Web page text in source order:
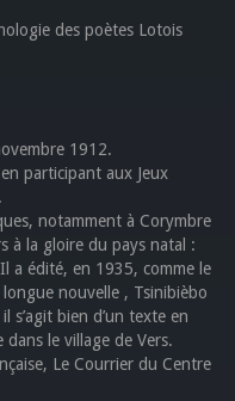
des poètes Lotois
1912.
participant aux Jeux
notamment à Corymbre
à la gloire du pays natal :
a édité, en 1935, comme le
nouvelle , Tsinibièbo
s’agit bien d’un texte en
le village de Vers.
Le Courrier du Centre